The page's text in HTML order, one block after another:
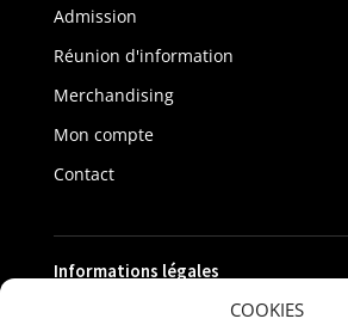
COOKIES
Admission
Réunion d'information
Merchandising
Mon compte
Contact
Informations légales